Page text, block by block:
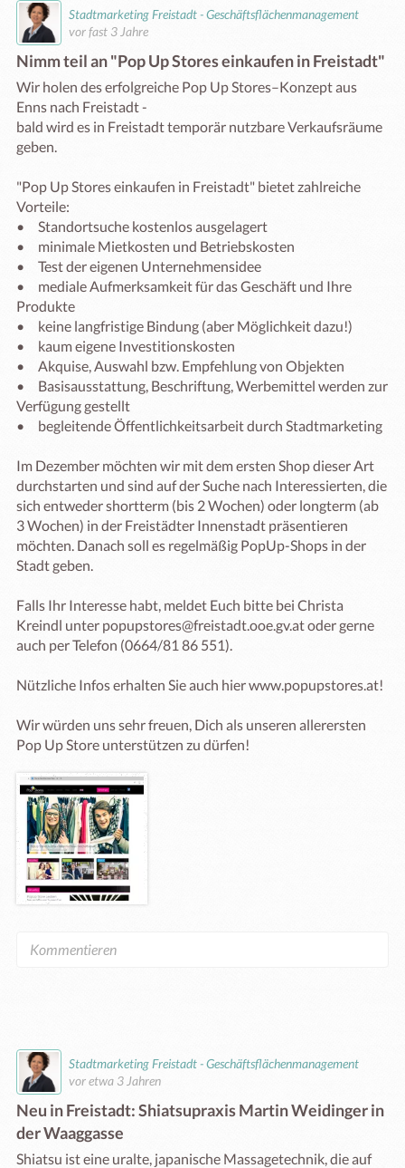
Stadtmarketing Freistadt - Geschäftsflächenmanagement
vor fast 3 Jahre
Nimm teil an "Pop Up Stores einkaufen in Freistadt"
Wir holen des erfolgreiche Pop Up Stores–Konzept aus
Enns nach Freistadt -
bald wird es in Freistadt temporär nutzbare Verkaufsräume
geben.
"Pop Up Stores einkaufen in Freistadt" bietet zahlreiche
Vorteile:
•	Standortsuche kostenlos ausgelagert
•	minimale Mietkosten und Betriebskosten
•	Test der eigenen Unternehmensidee
•	mediale Aufmerksamkeit für das Geschäft und Ihre
Produkte
•	keine langfristige Bindung (aber Möglichkeit dazu!)
•	kaum eigene Investitionskosten
•	Akquise, Auswahl bzw. Empfehlung von Objekten
•	Basisausstattung, Beschriftung, Werbemittel werden zur
Verfügung gestellt
•	begleitende Öffentlichkeitsarbeit durch Stadtmarketing
Im Dezember möchten wir mit dem ersten Shop dieser Art
durchstarten und sind auf der Suche nach Interessierten, die
sich entweder shortterm (bis 2 Wochen) oder longterm (ab
3 Wochen) in der Freistädter Innenstadt präsentieren
möchten. Danach soll es regelmäßig PopUp-Shops in der
Stadt geben.
Falls Ihr Interesse habt, meldet Euch bitte bei Christa
Kreindl unter popupstores@freistadt.ooe.gv.at oder gerne
auch per Telefon (0664/81 86 551).
Nützliche Infos erhalten Sie auch hier www.popupstores.at!
Wir würden uns sehr freuen, Dich als unseren allerersten
Pop Up Store unterstützen zu dürfen!
Stadtmarketing Freistadt - Geschäftsflächenmanagement
vor etwa 3 Jahren
Neu in Freistadt: Shiatsupraxis Martin Weidinger in
der Waaggasse
Shiatsu ist eine uralte, japanische Massagetechnik, die auf